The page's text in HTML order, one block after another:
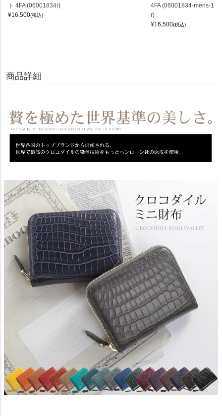
ト 4FA (06001834r)
¥16,500(税込)
4FA (06001834-mens-1
r)
¥16,500(税込)
商品詳細